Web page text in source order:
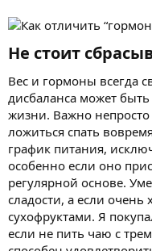
Не стоит
Вес и гормоны всегда
дисбаланса может
жизни. Важно
ложиться спать
график питания,
особенно если оно
регулярной основе.
сладости, а если очень
сухофруктами. Я
если не пить чаю с